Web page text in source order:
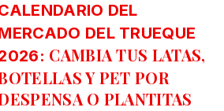
DEL
DEL TRUEQUE
CAMBIA TUS LATAS,
Y PET POR
O PLANTITAS